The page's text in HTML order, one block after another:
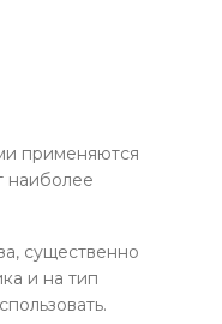
применяются
наиболее
существенно
и на тип